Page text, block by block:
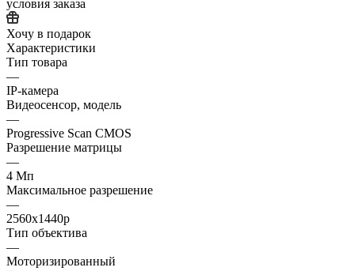
условия заказа
Хочу в подарок
Характеристики
Тип товара
—
IP-камера
Видеосенсор, модель
—
Progressive Scan CMOS
Разрешение матрицы
—
4 Мп
Максимальное разрешение
—
2560x1440p
Тип объектива
—
Моторизированный